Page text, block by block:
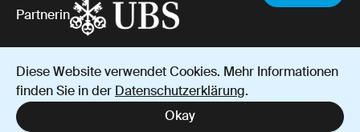
Diese Website verwendet Cookies. Mehr Informationen
finden Sie in der Datenschutzerklärung.
Okay
Partnerin
Instagram
YouTube
Facebook